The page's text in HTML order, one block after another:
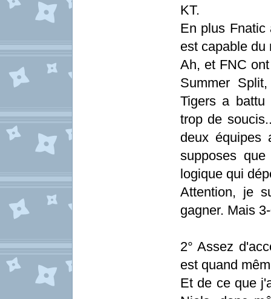
KT.
En plus
est capable du
Ah, et FNC
Summer
Tigers a battu
trop de
deux équipes
supposes
logique qui
Attention, je
gagner. Mais
2° Assez
est quand
Et de ce que